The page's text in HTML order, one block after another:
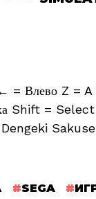
Влево Z = A
Shift =
SEGA